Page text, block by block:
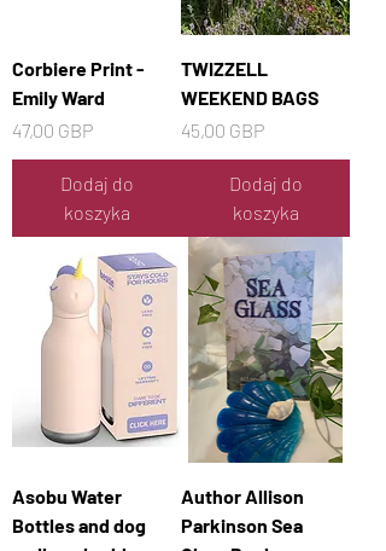
Corbiere Print -
Emily Ward
Cena
47,00 GBP
Dodaj do
koszyka
TWIZZELL
WEEKEND BAGS
Cena
45,00 GBP
Dodaj do
koszyka
Asobu Water
Bottles and dog
Author Allison
Parkinson Sea